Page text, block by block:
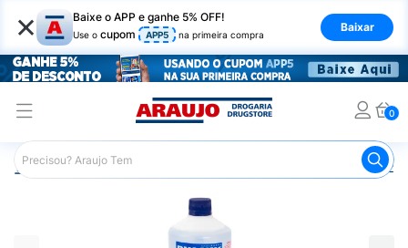
× Baixe o APP e ganhe 5% OFF!
Use o cupom APP5 na primeira compra
Baixar
0
Araujo Mercado Não